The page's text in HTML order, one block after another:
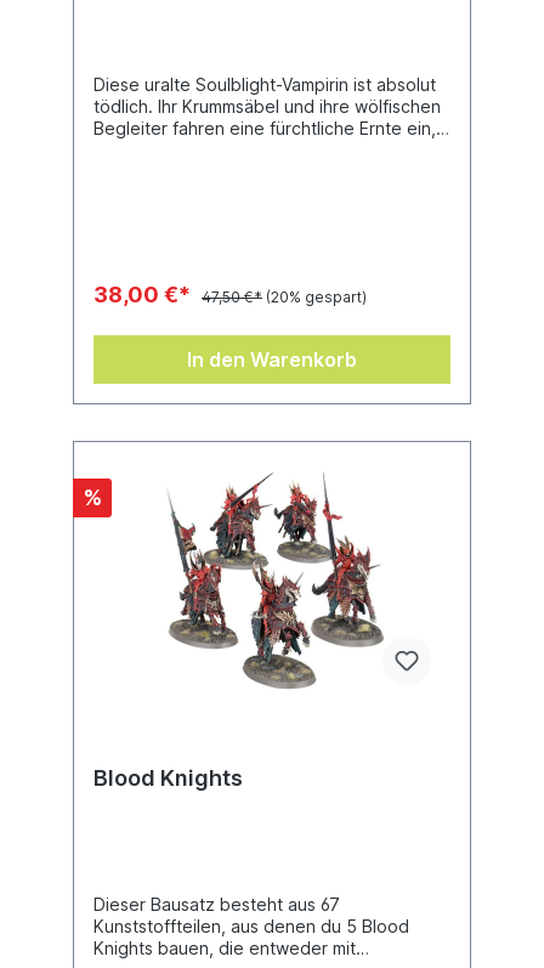
Diese uralte Soulblight-Vampirin ist absolut
tödlich. Ihr Krummsäbel und ihre wölfischen
Begleiter fahren eine fürchtliche Ernte ein,
(samt Reittier und begleitendem Wolf) und
38,00 €* 47,50 €* (20% gespart)
In den Warenkorb
%
Blood Knights
Dieser Bausatz besteht aus 67
Kunststoffteilen, aus denen du 5 Blood
Knights bauen, die entweder mit